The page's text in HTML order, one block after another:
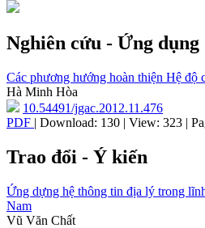
Nghiên cứu - Ứng dụng
Các phương hướng hoàn thiện Hệ độ
Hà Minh Hòa
10.54491/jgac.2012.11.476
PDF | Download: 130 | View: 323 |
Trao đổi - Ý kiến
Ứng dựng hệ thông tin địa lý trong
Nam
Vũ Văn Chất